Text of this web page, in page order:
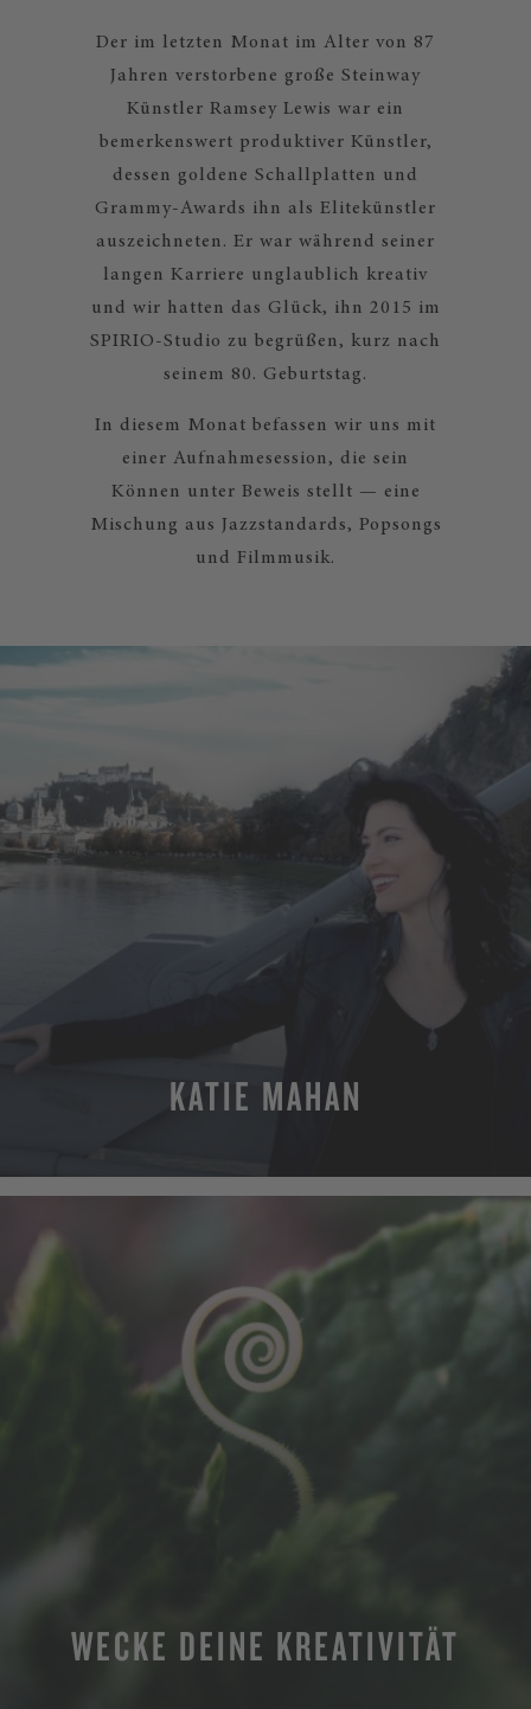
Der im letzten Monat im Alter von 87
Jahren verstorbene große Steinway
Künstler Ramsey Lewis war ein
bemerkenswert produktiver Künstler,
dessen goldene Schallplatten und
Grammy-Awards ihn als Elitekünstler
auszeichneten. Er war während seiner
langen Karriere unglaublich kreativ
und wir hatten das Glück, ihn 2015 im
SPIRIO-Studio zu begrüßen, kurz nach
seinem 80. Geburtstag.
In diesem Monat befassen wir uns mit
einer Aufnahmesession, die sein
Können unter Beweis stellt — eine
Mischung aus Jazzstandards, Popsongs
und Filmmusik.
KATIE MAHAN
WECKE DEINE KREATIVITÄT